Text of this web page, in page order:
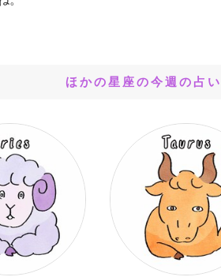
ほかの星座の今週の占